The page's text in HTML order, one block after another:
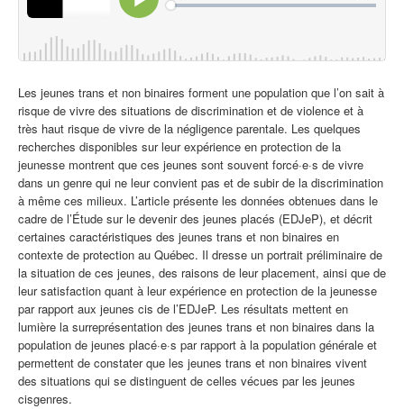
Les jeunes trans et non binaires forment une population que l’on sait à
risque de vivre des situations de discrimination et de violence et à
très haut risque de vivre de la négligence parentale. Les quelques
recherches disponibles sur leur expérience en protection de la
jeunesse montrent que ces jeunes sont souvent forcé·e·s de vivre
dans un genre qui ne leur convient pas et de subir de la discrimination
à même ces milieux. L’article présente les données obtenues dans le
cadre de l’Étude sur le devenir des jeunes placés (EDJeP), et décrit
certaines caractéristiques des jeunes trans et non binaires en
contexte de protection au Québec. Il dresse un portrait préliminaire de
la situation de ces jeunes, des raisons de leur placement, ainsi que de
leur satisfaction quant à leur expérience en protection de la jeunesse
par rapport aux jeunes cis de l’EDJeP. Les résultats mettent en
lumière la surreprésentation des jeunes trans et non binaires dans la
population de jeunes placé·e·s par rapport à la population générale et
permettent de constater que les jeunes trans et non binaires vivent
des situations qui se distinguent de celles vécues par les jeunes
cisgenres.